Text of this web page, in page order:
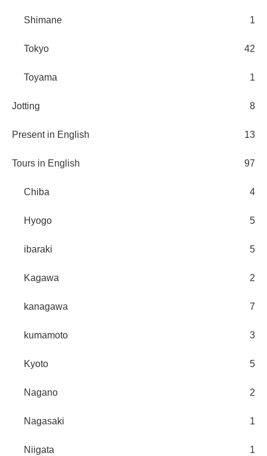
Shimane 1
Tokyo 42
Toyama 1
Jotting 8
Present in English 13
Tours in English 97
Chiba 4
Hyogo 5
ibaraki 5
Kagawa 2
kanagawa 7
kumamoto 3
Kyoto 5
Nagano 2
Nagasaki 1
Niigata 1